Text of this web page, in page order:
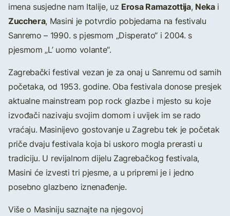
imena susjedne nam Italije, uz Erosa Ramazottija, Nekai
Zucchera, Masini je potvrdio pobjedama na festivalu
Sanremo – 1990. s pjesmom „Disperato“ i 2004. s
pjesmom „L’ uomo volante“.
Zagrebački festival vezan je za onaj u Sanremu od samih
početaka, od 1953. godine. Oba festivala donose presjek
aktualne mainstream pop rock glazbe i mjesto su koje
izvođači nazivaju svojim domom i uvijek im se rado
vraćaju. Masinijevo gostovanje u Zagrebu tek je početak
priče dvaju festivala koja bi uskoro mogla prerasti u
tradiciju. U revijalnom dijelu Zagrebačkog festivala,
Masini će izvesti tri pjesme, a u pripremi je i jedno
posebno glazbeno iznenađenje.
Više o Masiniju saznajte na njegovoj